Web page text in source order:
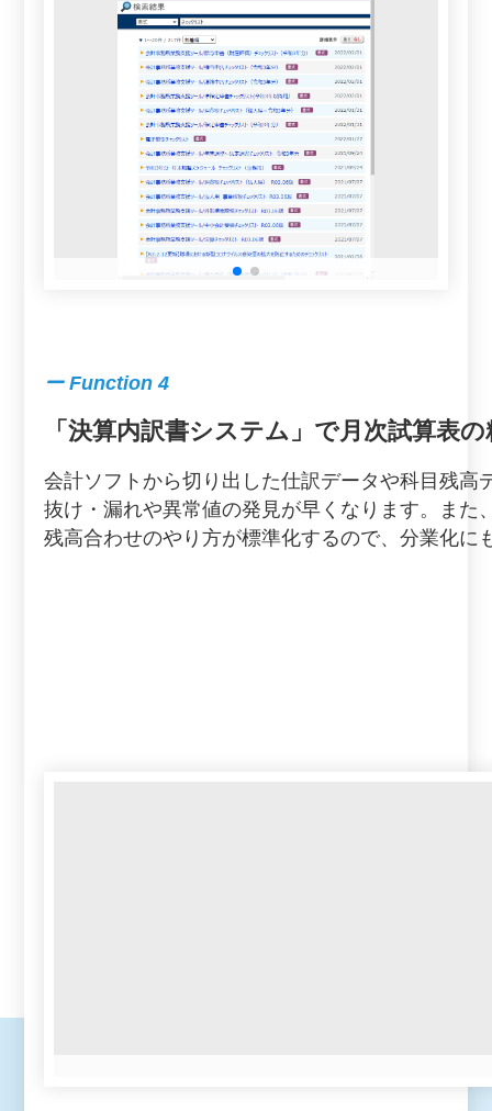
ー Function 4
「決算内訳書システム」で月次試算表
会計ソフトから切り出した仕訳データや科目残
抜け・漏れや異常値の発見が早くなります。ま
残高合わせのやり方が標準化するので、分業化に